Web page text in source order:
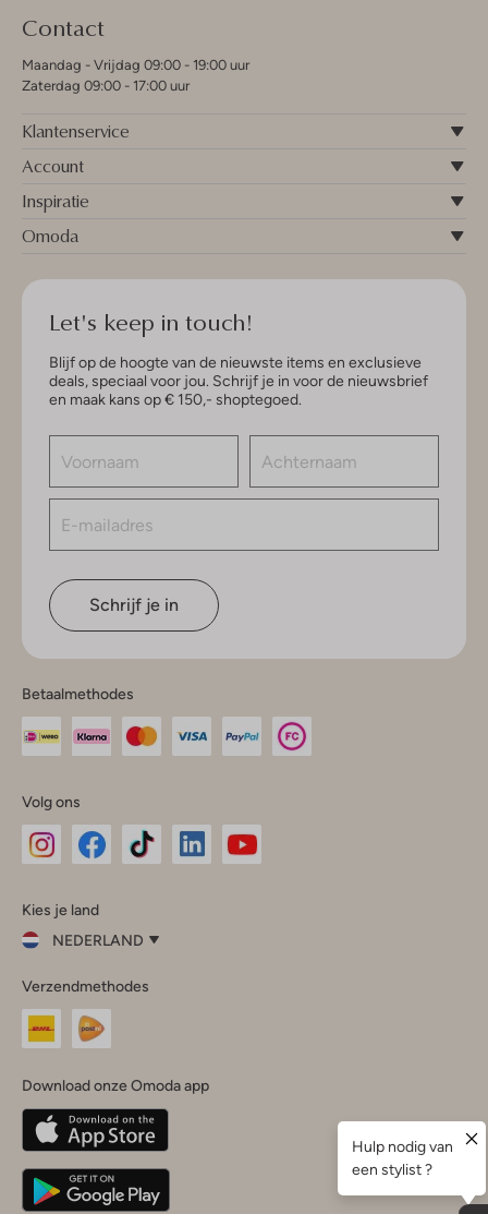
Contact
Maandag - Vrijdag 09:00 - 19:00 uur
Zaterdag 09:00 - 17:00 uur
Klantenservice
Account
Inspiratie
Omoda
Let's keep in touch!
Blijf op de hoogte van de nieuwste items en exclusieve
deals, speciaal voor jou. Schrijf je in voor de nieuwsbrief
en maak kans op € 150,- shoptegoed.
Schrijf je in
Betaalmethodes
Volg ons
InstagramFacebook
Kies je land
NEDERLAND
je
land
Nederland
Belgique(Français)
Deutschland
Verzendmethodes
Download onze Omoda app